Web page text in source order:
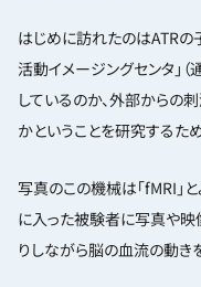
はじめに訪れたのはATR
活動イメージングセンタ」（
しているのか、外部からの
かということを研究するた
写真のこの機械は「fMRI」
に入った被験者に写真や映
りしながら脳の血流の動き